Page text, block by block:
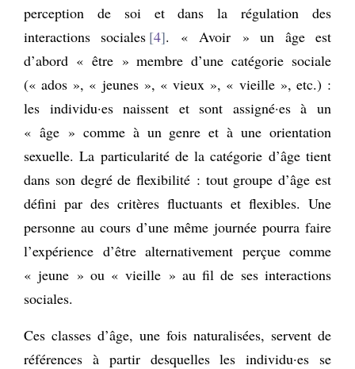
perception de soi et dans la régulation des
interactions sociales 4 . « Avoir » un âge est
d’abord « être » membre d’une catégorie sociale
(« ados », « jeunes », « vieux », « vieille », etc.) :
les individu·es naissent et sont assigné·es à un
« âge » comme à un genre et à une orientation
sexuelle. La particularité de la catégorie d’âge tient
dans son degré de flexibilité : tout groupe d’âge est
défini par des critères fluctuants et flexibles. Une
personne au cours d’une même journée pourra faire
l’expérience d’être alternativement perçue comme
« jeune » ou « vieille » au fil de ses interactions
sociales.
Ces classes d’âge, une fois naturalisées, servent de
références à partir desquelles les individu·es se